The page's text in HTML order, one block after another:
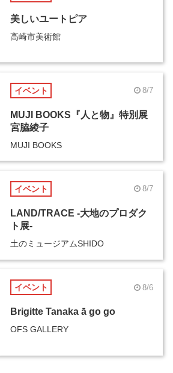
美しいユートピア
高崎市美術館
イベント 8/7
MUJI BOOKS『人と物』特別展
宮脇綾子
MUJI BOOKS
イベント 8/7
LAND/TRACE -大地のプロダク
ト展-
土のミュージアムSHIDO
イベント 8/6
Brigitte Tanaka ā go go
OFS GALLERY